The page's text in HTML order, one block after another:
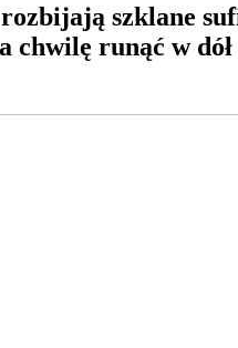
szklane
chwilę runąć w dół